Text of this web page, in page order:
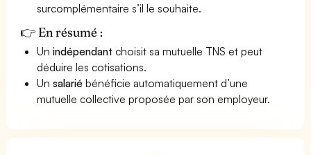
surcomplémentaire s’il le souhaite.
👉 En résumé :
Unindépendant choisit sa mutuelle TNS et peut
déduire les cotisations.
Unsalarié bénéficie automatiquement d’une
mutuelle collective proposée par son employeur.